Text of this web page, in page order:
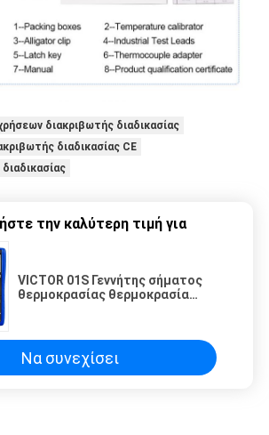
διακριβωτής διαδικασίας
διαδικασίας CE
την καλύτερη τιμή για
VICTOR 01S Γεννήτης σήματος
θερμοκρασίας θερμοκρασία
Να συνεχίσει